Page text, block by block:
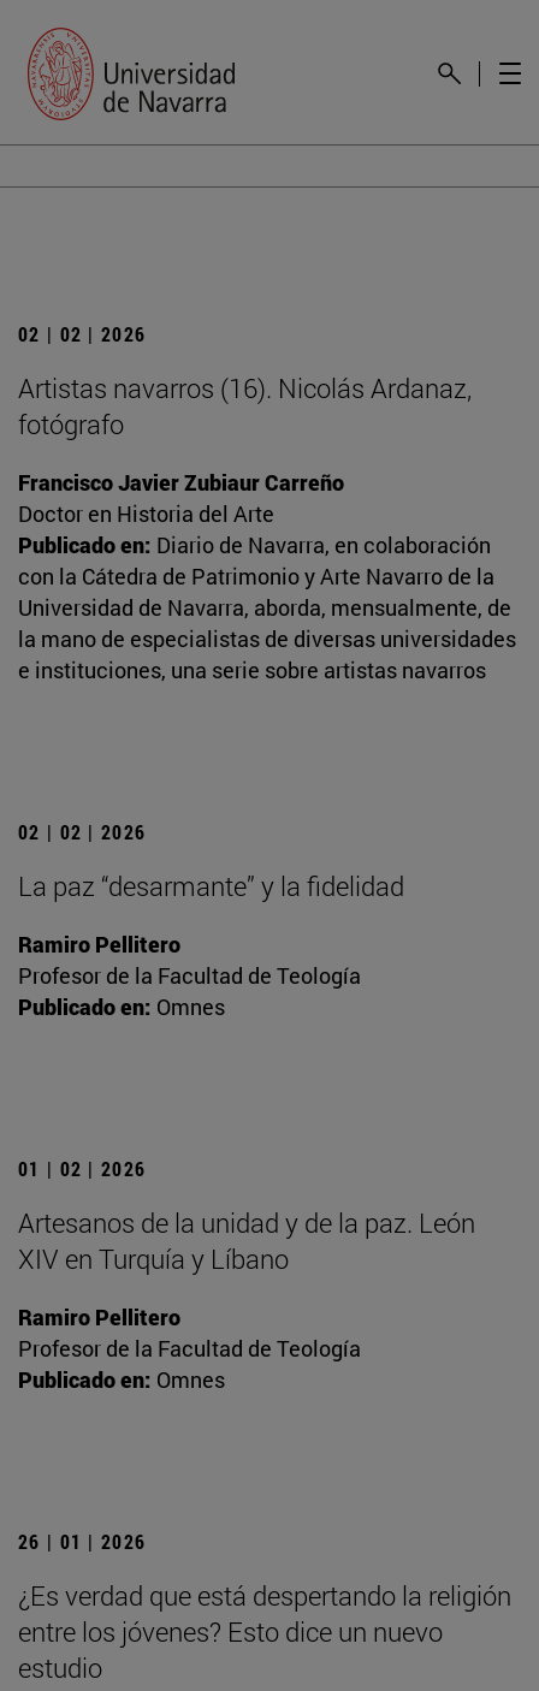
02 | 02 | 2026
Artistas navarros (16). Nicolás Ardanaz,
fotógrafo
Francisco Javier Zubiaur Carreño
Doctor en Historia del Arte
Publicado en: Diario de Navarra, en colaboración
con la Cátedra de Patrimonio y Arte Navarro de la
Universidad de Navarra, aborda, mensualmente, de
la mano de especialistas de diversas universidades
e instituciones, una serie sobre artistas navarros
02 | 02 | 2026
La paz “desarmante” y la fidelidad
Ramiro Pellitero
Profesor de la Facultad de Teología
Publicado en: Omnes
01 | 02 | 2026
Artesanos de la unidad y de la paz. León
XIV en Turquía y Líbano
Ramiro Pellitero
Profesor de la Facultad de Teología
Publicado en: Omnes
26 | 01 | 2026
¿Es verdad que está despertando la religión
entre los jóvenes? Esto dice un nuevo
estudio